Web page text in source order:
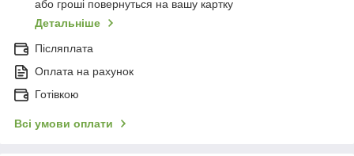
або гроші повернуться на вашу картку
Детальніше
Післяплата
Оплата на рахунок
Готівкою
Всі умови оплати